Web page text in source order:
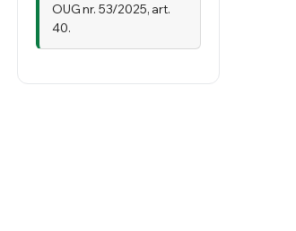
OUG nr. 53/2025, art.
40.